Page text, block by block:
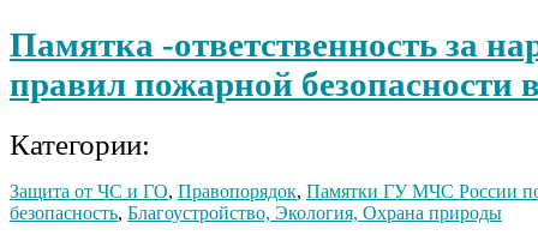
Памятка -ответственность за
правил пожарной безопасности
Категории:
Защита от ЧС и ГО, Правопорядок, Памятки ГУ МЧС России
безопасность, Благоустройство, Экология, Охрана природы